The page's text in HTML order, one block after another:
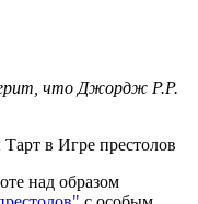
что Джордж Р.Р.
над образом